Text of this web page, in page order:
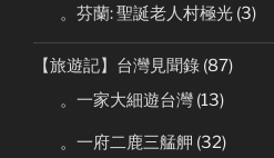
。芬蘭: 聖誕老人村極光 (3)
【旅遊記】台灣見聞錄 (87)
。一家大細遊台灣 (13)
。一府二鹿三艋舺 (32)